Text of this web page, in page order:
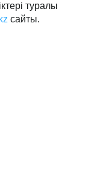
туралы
сайты.